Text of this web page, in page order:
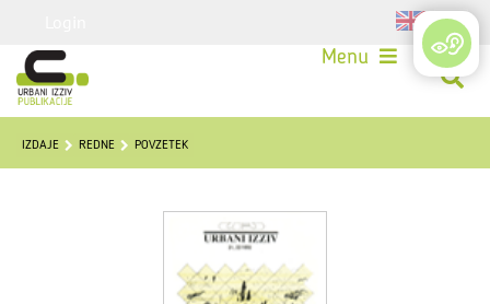
Menu
IZDAJE REDNE POVZETEK